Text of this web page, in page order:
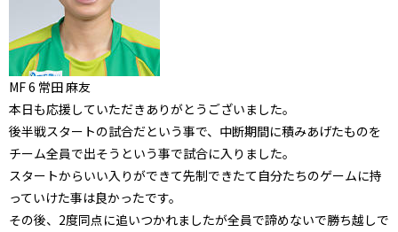
MF 6 常田 麻友
本日も応援していただきありがとうございました。
後半戦スタートの試合だという事で、中断期間に積みあげたものを
チーム全員で出そうという事で試合に入りました。
スタートからいい入りができて先制できたて自分たちのゲームに持
っていけた事は良かったです。
その後、2度同点に追いつかれましたが全員で諦めないで勝ち越しで